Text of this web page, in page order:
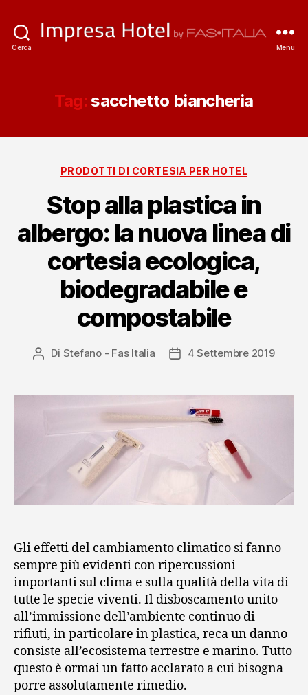
Cerca Menu
Tag:sacchetto biancheria
Categorie
PRODOTTI DI CORTESIA PER HOTEL
Stop alla plastica in
albergo: la nuova linea di
cortesia ecologica,
biodegradabile e
compostabile
Autore
Di Stefano - Fas Italia
Data4 Settembre 2019
Gli effetti del cambiamento climatico si fanno
sempre più evidenti con ripercussioni
importanti sul clima e sulla qualità della vita di
tutte le specie viventi. Il disboscamento unito
all’immissione dell’ambiente continuo di
rifiuti, in particolare in plastica, reca un danno
consiste all’ecosistema terrestre e marino. Tutto
questo è ormai un fatto acclarato a cui bisogna
porre assolutamente rimedio.